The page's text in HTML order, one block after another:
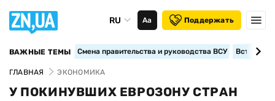
RU Аа Поддержать
ВАЖНЫЕ ТЕМЫ Смена правительства и руководства ВСУ
ГЛАВНАЯ ЭКОНОМИКА
У ПОКИНУВШИХ ЕВРОЗОНУ СТРАН